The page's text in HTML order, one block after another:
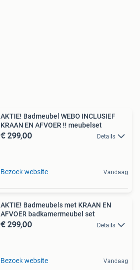
AKTIE! Badmeubel WEBO INCLUSIEF
KRAAN EN AFVOER !! meubelset
€ 299,00 Details
Bezoek website Vandaag
AKTIE! Badmeubels met KRAAN EN
AFVOER badkamermeubel set
€ 299,00 Details
Bezoek website Vandaag